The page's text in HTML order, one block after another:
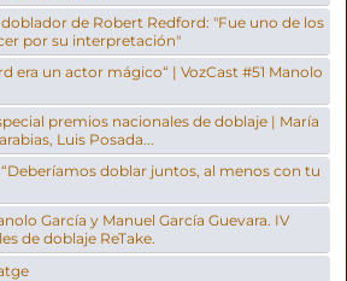
de Robert Redford: "Fue uno de los
por su interpretación"
era un actor mágico“ | VozCast #51 Manolo
premios nacionales de doblaje | María
Luis Posada...
doblar juntos, al menos con tu
García y Manuel García Guevara. IV
de doblaje ReTake.